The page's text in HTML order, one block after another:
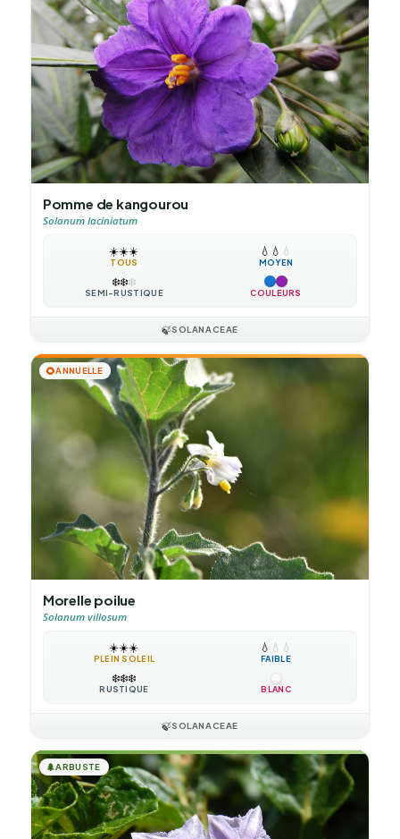
Pomme de kangourou
Solanum laciniatum
☀️☀️☀️
TOUS
💧 💧 💧
MOYEN
❄️❄️❄️
SEMI-RUSTIQUE COULEURS
🍃SOLANACEAE
🌻ANNUELLE
Morelle poilue
Solanum villosum
☀️☀️☀️
PLEIN SOLEIL
💧 💧 💧
FAIBLE
❄️❄️❄️
RUSTIQUE BLANC
🍃SOLANACEAE
🌲ARBUSTE